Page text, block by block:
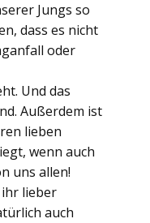
Jungs so
dass es nicht
oder
Und das
Außerdem ist
lieben
wenn auch
uns allen!
lieber
auch